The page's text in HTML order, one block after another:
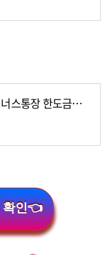
새마을금고 신용대출 마이너스통장 한도금리 조건
확인👈